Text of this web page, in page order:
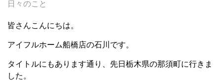
日々のこと
皆さんこんにちは。
アイフルホーム船橋店の石川です。
タイトルにもあります通り、先日栃木県の那須町に行きま
した。